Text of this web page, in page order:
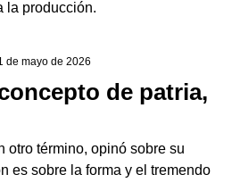
la producción.
de mayo de 2026
de patria,
otro término, opinó sobre su
es sobre la forma y el tremendo